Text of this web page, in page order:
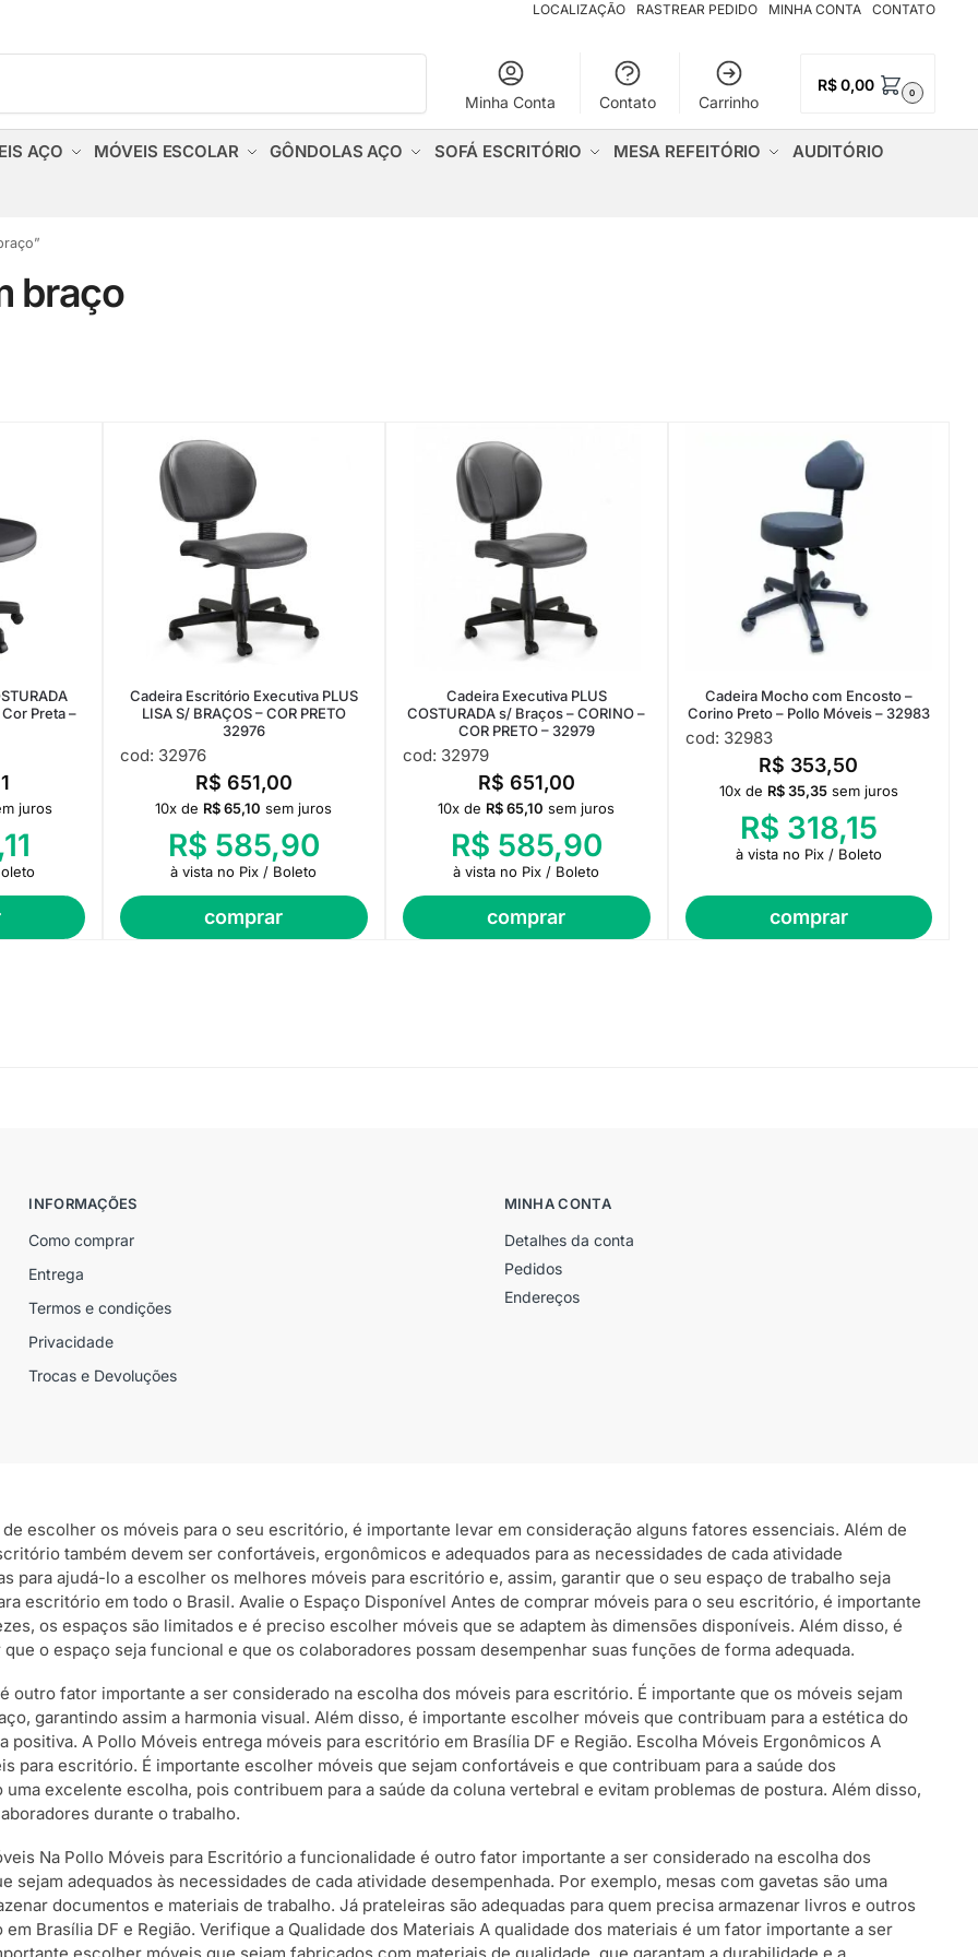
LOCALIZAÇÃO RASTREAR PEDIDO MINHA CONTA CONTATO
Minha Conta Contato Carrinho
R$0,00 0
AÇO MÓVEIS ESCOLAR GÔNDOLAS AÇO SOFÁ ESCRITÓRIO MESA REFEITÓRIO AUDITÓRIO
braço
Preta –
juros
Cadeira Escritório Executiva PLUS
LISA S/ BRAÇOS – COR PRETO
32976
cod: 32976
R$ 651,00
comprar
10x de R$65,10 sem juros
R$ 585,90
à vista no Pix / Boleto
Cadeira Executiva PLUS
COSTURADA s/ Braços – CORINO –
COR PRETO – 32979
cod: 32979
R$ 651,00
comprar
10x de R$65,10 sem juros
R$ 585,90
à vista no Pix / Boleto
Cadeira Mocho com Encosto –
Corino Preto – Pollo Móveis – 32983
cod: 32983
R$ 353,50
comprar
10x de R$35,35 sem juros
R$ 318,15
à vista no Pix / Boleto
INFORMAÇÕES
Como comprar
Entrega
Termos e condições
Privacidade
Trocas e Devoluções
MINHA CONTA
Detalhes da conta
Pedidos
Endereços
escolher os móveis para o seu escritório, é importante levar em consideração alguns fatores essenciais. Além de
também devem ser confortáveis, ergonômicos e adequados para as necessidades de cada atividade
para ajudá-lo a escolher os melhores móveis para escritório e, assim, garantir que o seu espaço de trabalho seja
escritório em todo o Brasil. Avalie o Espaço Disponível Antes de comprar móveis para o seu escritório, é importante
os espaços são limitados e é preciso escolher móveis que se adaptem às dimensões disponíveis. Além disso, é
o espaço seja funcional e que os colaboradores possam desempenhar suas funções de forma adequada.
outro fator importante a ser considerado na escolha dos móveis para escritório. É importante que os móveis sejam
garantindo assim a harmonia visual. Além disso, é importante escolher móveis que contribuam para a estética do
positiva. A Pollo Móveis entrega móveis para escritório em Brasília DF e Região. Escolha Móveis Ergonômicos A
para escritório. É importante escolher móveis que sejam confortáveis e que contribuam para a saúde dos
excelente escolha, pois contribuem para a saúde da coluna vertebral e evitam problemas de postura. Além disso,
durante o trabalho.
Na Pollo Móveis para Escritório a funcionalidade é outro fator importante a ser considerado na escolha dos
adequados às necessidades de cada atividade desempenhada. Por exemplo, mesas com gavetas são uma
documentos e materiais de trabalho. Já prateleiras são adequadas para quem precisa armazenar livros e outros
Brasília DF e Região. Verifique a Qualidade dos Materiais A qualidade dos materiais é um fator importante a ser